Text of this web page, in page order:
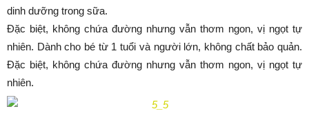
dinh dưỡng trong sữa.
Đặc biệt, không chứa đường nhưng vẫn thơm ngon, vị ngọt tự
nhiên. Dành cho bé từ 1 tuổi và người lớn, không chất bảo quản.
Đặc biệt, không chứa đường nhưng vẫn thơm ngon, vị ngọt tự
nhiên.